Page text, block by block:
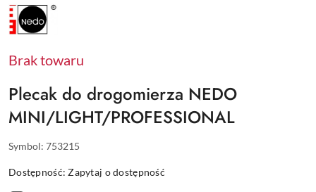
NAZWA
PRODUCENTA:
NEDO
Brak towaru
Plecak do drogomierza NEDO
MINI/LIGHT/PROFESSIONAL
Symbol: 753215
Dostępność:Zapytaj o dostępność